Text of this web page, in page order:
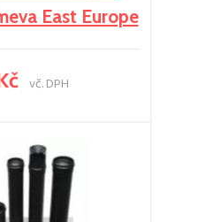
East Europe
vč. DPH